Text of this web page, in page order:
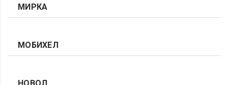
МИРКА
МОБИХЕЛ